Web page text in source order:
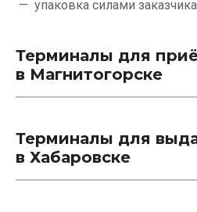
упаковка силами заказчика
Терминалы для
в Магнитогорске
Терминалы для
в Хабаровске